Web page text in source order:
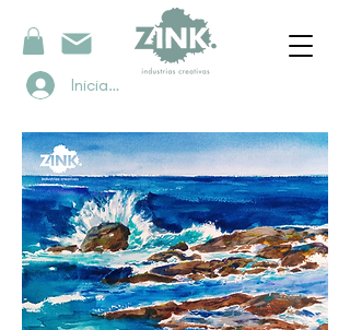
Iniciar sesión